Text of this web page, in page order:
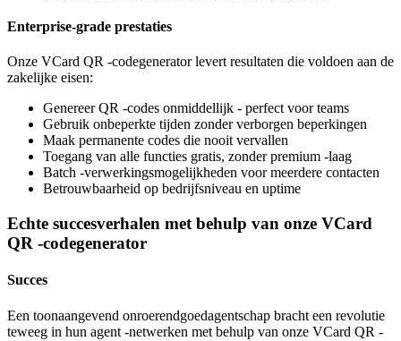
Enterprise-grade prestaties
Onze VCard QR -codegenerator levert resultaten die voldoen aan de
zakelijke eisen:
Genereer QR -codes onmiddellijk - perfect voor teams
Gebruik onbeperkte tijden zonder verborgen beperkingen
Maak permanente codes die nooit vervallen
Toegang van alle functies gratis, zonder premium -laag
Batch -verwerkingsmogelijkheden voor meerdere contacten
Betrouwbaarheid op bedrijfsniveau en uptime
Echte succesverhalen met behulp van onze VCard
QR -codegenerator
Succes
Een toonaangevend onroerendgoedagentschap bracht een revolutie
teweeg in hun agent -netwerken met behulp van onze VCard QR -